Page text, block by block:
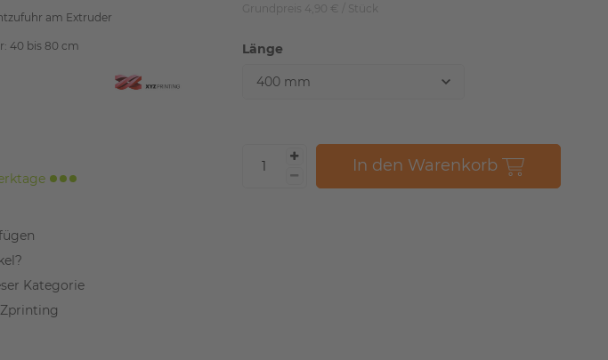
am Extruder
40 bis 80 cm
Kategorie
4,90 € / Stück
Länge
In den Warenkorb